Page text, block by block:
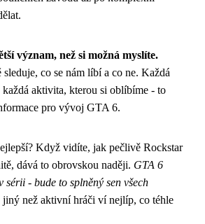
význam, než si možná myslíte.
co se nám líbí a co ne. Každá
každá aktivita, kterou si oblíbíme - to
pro vývoj GTA 6.
Když vidíte, jak pečlivě Rockstar
dává to obrovskou naději. GTA 6
sérii - bude to splněný sen všech
než aktivní hráči ví nejlíp, co téhle